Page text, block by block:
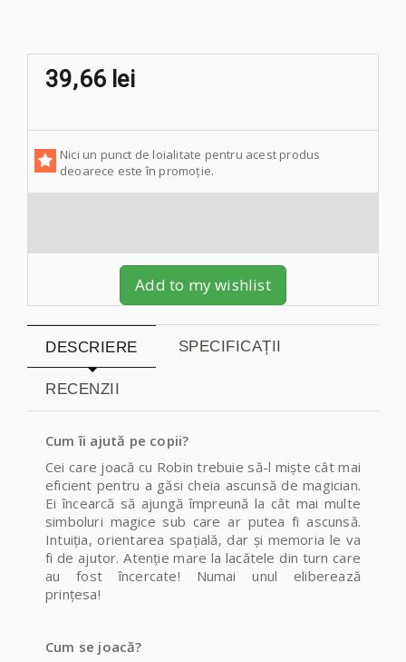
39,66 lei
Nici un punct de loialitate pentru acest produs
deoarece este în promoție.
Add to my wishlist
DESCRIERE SPECIFICAȚII
RECENZII
Cum îi ajută pe copii?
Cei care joacă cu Robin trebuie să-l mişte cât mai
eficient pentru a găsi cheia ascunsă de magician.
Ei încearcă să ajungă împreună la cât mai multe
simboluri magice sub care ar putea fi ascunsă.
Intuiția, orientarea spațială, dar și memoria le va
fi de ajutor. Atenție mare la lacătele din turn care
au fost încercate! Numai unul eliberează
prințesa!
Cum se joacă?